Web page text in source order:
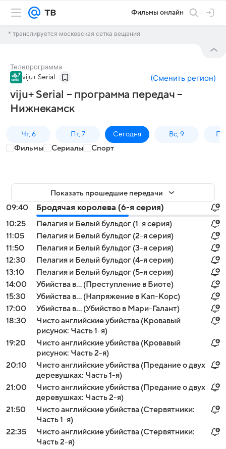
Фильмы онлайн
* транслируется московская сетка вещания
Телепрограмма
viju+ Serial (Сменить регион)
viju+ Serial – программа передач –
Нижнекамск
Чт, 6 Пт, 7 Сегодня Вс, 9
Фильмы Сериалы Спорт
Показать прошедшие передачи
09:40
Бродячая королева (6-я серия)
10:25
Пелагия и Белый бульдог (1-я серия)
11:05
Пелагия и Белый бульдог (2-я серия)
11:50
Пелагия и Белый бульдог (3-я серия)
12:30
Пелагия и Белый бульдог (4-я серия)
13:10
Пелагия и Белый бульдог (5-я серия)
14:00
Убийства в... (Преступление в Биоте)
15:30
Убийства в... (Напряжение в Кап-Корс)
17:00
Убийства в... (Убийство в Мари-Галант)
18:30
Чисто английские убийства (Кровавый
рисунок: Часть 1-я)
19:20
Чисто английские убийства (Кровавый
рисунок: Часть 2-я)
20:10
Чисто английские убийства (Предание о двух
деревушках: Часть 1-я)
21:00
Чисто английские убийства (Предание о двух
деревушках: Часть 2-я)
21:50
Чисто английские убийства (Стервятники:
Часть 1-я)
22:35
Чисто английские убийства (Стервятники:
Часть 2-я)